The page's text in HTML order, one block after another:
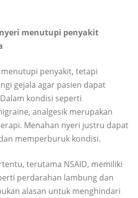
menutupi penyakit
penyakit, tetapi
gejala agar pasien dapat
kondisi seperti
analgesik merupakan
Menahan nyeri justru dapat
memperburuk kondisi.
terutama NSAID, memiliki
perdarahan lambung dan
alasan untuk menghindari